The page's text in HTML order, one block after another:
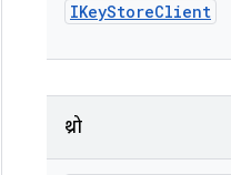
IKeyStoreClient
थ्रो